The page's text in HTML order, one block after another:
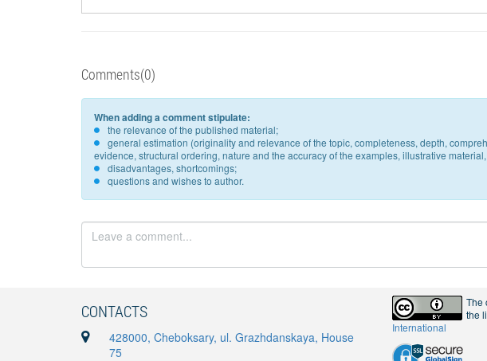
Comments(0)
When adding a comment stipulate:
the relevance of the published material;
general estimation (originality and relevance of the topic, completeness, depth,
evidence, structural ordering, nature and the accuracy of the examples, illustrative
disadvantages, shortcomings;
questions and wishes to author.
CONTACTS
428000, Cheboksary, ul. Grazhdanskaya, House
75
The
the
International